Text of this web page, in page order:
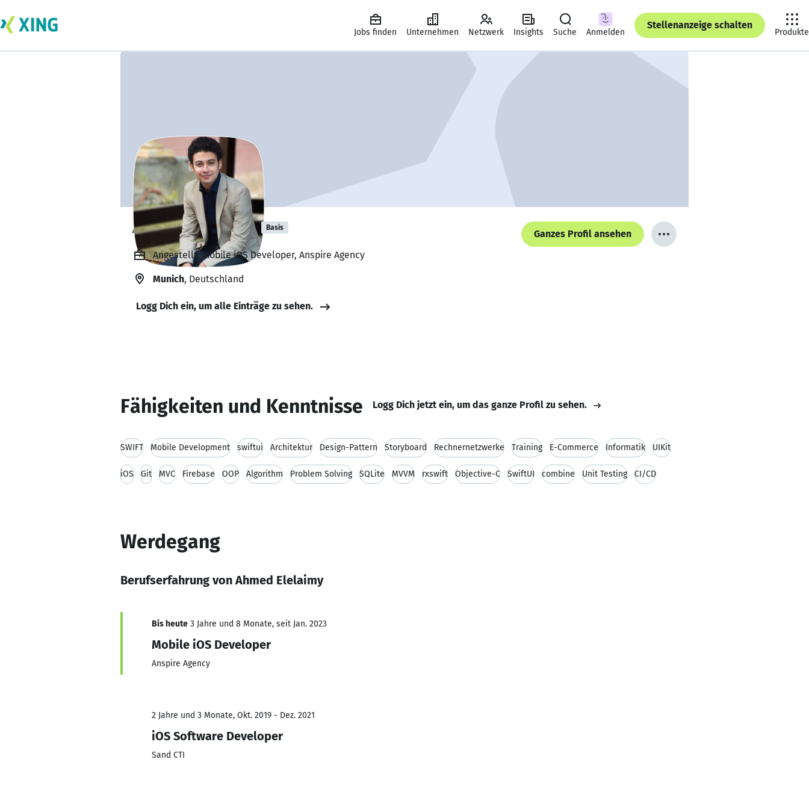
Jobs finden Unternehmen Netzwerk Insights Suche Anmelden
Stellenanzeige schalten
Produkte
Ahmed Elelaimy Basis
Ganzes Profil ansehen
Angestellt, Mobile iOS Developer, Anspire Agency
Munich, Deutschland
Logg Dich ein, um alle Einträge zu sehen.
Fähigkeiten und Kenntnisse Logg Dich jetzt ein, um das ganze Profil zu sehen.
SWIFT Mobile Development swiftui Architektur Design-Pattern Storyboard Rechnernetzwerke Training E-Commerce Informatik UIKit
iOS Git MVC Firebase OOP Algorithm Problem Solving SQLite MVVM rxswift Objective-C SwiftUI combine Unit Testing CI/CD
Werdegang
Berufserfahrung von Ahmed Elelaimy
Bis heute 3 Jahre und 8 Monate, seit Jan. 2023
Mobile iOS Developer
Anspire Agency
2 Jahre und 3 Monate, Okt. 2019 - Dez. 2021
iOS Software Developer
Sand CTI